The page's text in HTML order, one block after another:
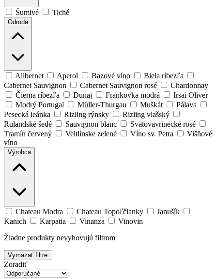
Šumivé Tiché
Odroda
Alibernet Aperol Bazové víno
Biela ríbezľa
Cabernet Sauvignon
Cabernet Sauvignon rosé
Chardonnay
Čierna ríbezľa
Dunaj Frankovka modrá
Irsai Oliver
Modrý Portugal
Müller-Thurgau Muškát
Pálava
Pesecká leánka
Rizling rýnsky
Rizling vlašský
Rulandské šedé
Sauvignon blanc
Svätovavrinecké rosé
Tramín červený
Veltlínske zelené Víno sv. Petra
Višňové
víno
Výrobca
Chateau Modra Chateau Topoľčianky
Janušík
Kanich
Karpatia Vinanza
Vinovin
Žiadne produkty nevyhovujú filtrom
Vymazať filtre
Zoradiť